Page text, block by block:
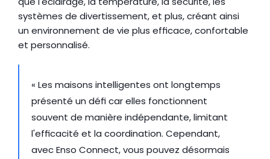
systèmes de divertissement, et plus, créant ainsi
un environnement de vie plus efficace, confortable
et personnalisé.
« Les maisons intelligentes ont longtemps
présenté un défi car elles fonctionnent
souvent de manière indépendante, limitant
l'efficacité et la coordination. Cependant,
avec Enso Connect, vous pouvez désormais